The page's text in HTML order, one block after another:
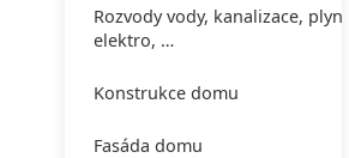
Rozvody vody, kanalizace, plynu,
elektro, …
Konstrukce domu
Fasáda domu